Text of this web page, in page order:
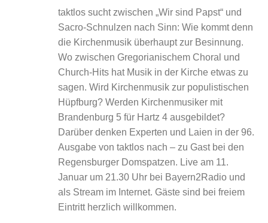
taktlos sucht zwischen „Wir sind Papst“ und
Sacro-Schnulzen nach Sinn: Wie kommt denn
die Kirchenmusik überhaupt zur Besinnung.
Wo zwischen Gregorianischem Choral und
Church-Hits hat Musik in der Kirche etwas zu
sagen. Wird Kirchenmusik zur populistischen
Hüpfburg? Werden Kirchenmusiker mit
Brandenburg 5 für Hartz 4 ausgebildet?
Darüber denken Experten und Laien in der 96.
Ausgabe von taktlos nach – zu Gast bei den
Regensburger Domspatzen. Live am 11.
Januar um 21.30 Uhr bei Bayern2Radio und
als Stream im Internet. Gäste sind bei freiem
Eintritt herzlich willkommen.